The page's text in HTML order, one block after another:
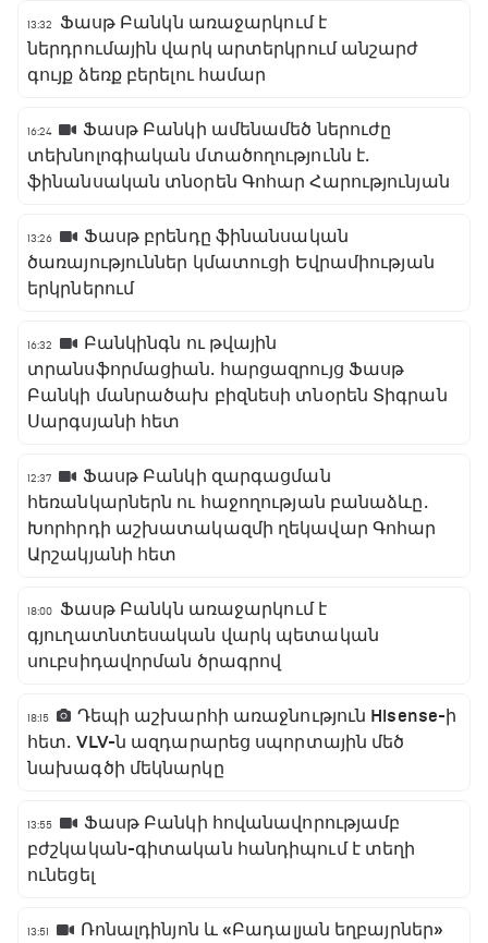
13:32
Ֆասթ Բանկն առաջարկում է
ներդրումային վարկ արտերկրում անշարժ
գույք ձեռք բերելու համար
16:24
Ֆասթ Բանկի ամենամեծ ներուժը
տեխնոլոգիական մտածողությունն է․
ֆինանսական տնօրեն Գոհար Հարությունյան
13:26
Ֆասթ բրենդը ֆինանսական
ծառայություններ կմատուցի Եվրամիության
երկրներում
16:32
Բանկինգն ու թվային
տրանսֆորմացիան․ հարցազրույց Ֆասթ
Բանկի մանրածախ բիզնեսի տնօրեն Տիգրան
Սարգսյանի հետ
12:37
Ֆասթ Բանկի զարգացման
հեռանկարներն ու հաջողության բանաձևը․
Խորհրդի աշխատակազմի ղեկավար Գոհար
Արշակյանի հետ
18:00
Ֆասթ Բանկն առաջարկում է
գյուղատնտեսական վարկ պետական
սուբսիդավորման ծրագրով
18:15
Դեպի աշխարհի առաջնություն Hisense-ի
հետ․ VLV-ն ազդարարեց սպորտային մեծ
նախագծի մեկնարկը
13:55
Ֆասթ Բանկի հովանավորությամբ
բժշկական-գիտական հանդիպում է տեղի
ունեցել
13:51
Ռոնալդինյոն և «Բադալյան եղբայրներ»